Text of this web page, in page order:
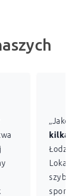
„Jako
Łodzi)
Lokal